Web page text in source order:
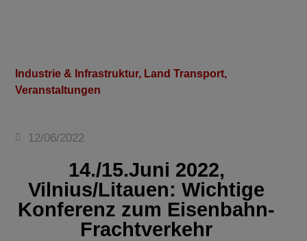
Industrie & Infrastruktur, Land Transport,
Veranstaltungen
12/06/2022
14./15.Juni 2022,
Vilnius/Litauen: Wichtige
Konferenz zum Eisenbahn-
Frachtverkehr